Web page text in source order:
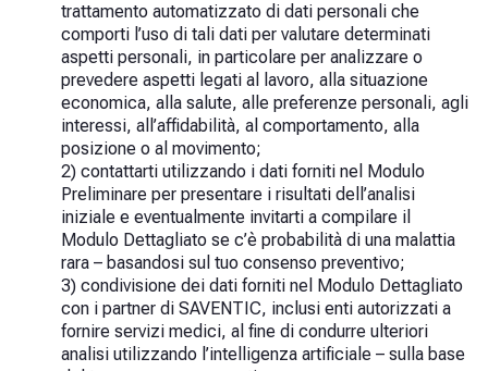
trattamento automatizzato di dati personali che
comporti l’uso di tali dati per valutare determinati
aspetti personali, in particolare per analizzare o
prevedere aspetti legati al lavoro, alla situazione
economica, alla salute, alle preferenze personali, agli
interessi, all’affidabilità, al comportamento, alla
posizione o al movimento;
2) contattarti utilizzando i dati forniti nel Modulo
Preliminare per presentare i risultati dell’analisi
iniziale e eventualmente invitarti a compilare il
Modulo Dettagliato se c’è probabilità di una malattia
rara – basandosi sul tuo consenso preventivo;
3) condivisione dei dati forniti nel Modulo Dettagliato
con i partner di SAVENTIC, inclusi enti autorizzati a
fornire servizi medici, al fine di condurre ulteriori
analisi utilizzando l’intelligenza artificiale – sulla base